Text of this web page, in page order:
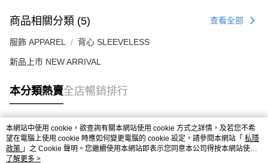
商品相關分類 (5) 查看全部
服飾 APPAREL 背心 SLEEVELESS
新品上市 NEW ARRIVAL
本分類熱賣全店暢銷排行
熱門標籤
本網站中使用 cookie，欲查詢有關本網站使用 cookie 方式之詳情，及若您不希
望在電腦上使用 cookie 時應如何變更電腦的 cookie 設定，請參閱本網站「 私隱
政策 」之 Cookie 聲明。您繼續使用本網站即表示您同意本公司得按本網站使用
條款之 Cookie 聲明使用 cookie。
了解更多 >